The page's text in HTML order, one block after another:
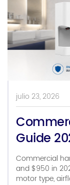
julio 23, 2026
Guide
Commercial
and $950 in
motor type,